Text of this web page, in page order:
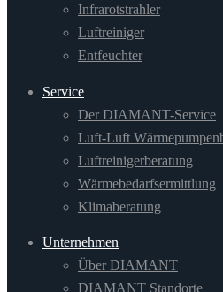
Infrarotstrahler
Luftreiniger
Entfeuchter
Service
Der DIAMANT-Service
Luft-Luft
Luftreinigerberatung
Wärmebedarfsermittlung
Klimaberatung
Unternehmen
Über DIAMANT
DIAMANT Standorte